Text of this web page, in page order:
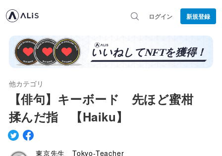
ログイン 新規登録
他カテゴリ
【俳句】キーボード 先ほど蜜柑
揉んだ指 【Haiku】
東京先生 Tokyo-Teacher